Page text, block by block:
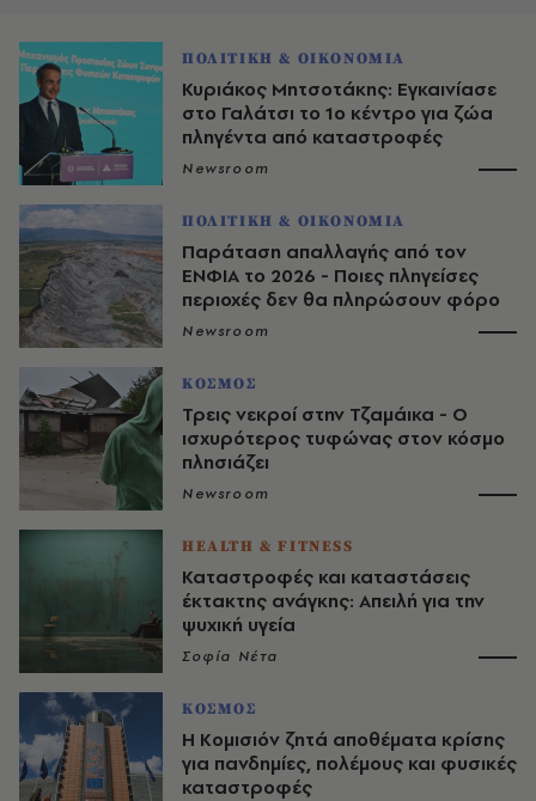
ΠΟΛΙΤΙΚΗ & ΟΙΚΟΝΟΜΙΑ
Κυριάκος Μητσοτάκης: Εγκαινίασε
στο Γαλάτσι το 1ο κέντρο για ζώα
πληγέντα από καταστροφές
Newsroom
ΠΟΛΙΤΙΚΗ & ΟΙΚΟΝΟΜΙΑ
Παράταση απαλλαγής από τον
ΕΝΦΙΑ το 2026 - Ποιες πληγείσες
περιοχές δεν θα πληρώσουν φόρο
Newsroom
ΚΟΣΜΟΣ
Τρεις νεκροί στην Τζαμάικα - Ο
ισχυρότερος τυφώνας στον κόσμο
πλησιάζει
Newsroom
HEALTH & FITNESS
Καταστροφές και καταστάσεις
έκτακτης ανάγκης: Απειλή για την
ψυχική υγεία
Σοφία Νέτα
ΚΟΣΜΟΣ
Η Κομισιόν ζητά αποθέματα κρίσης
για πανδημίες, πολέμους και φυσικές
καταστροφές